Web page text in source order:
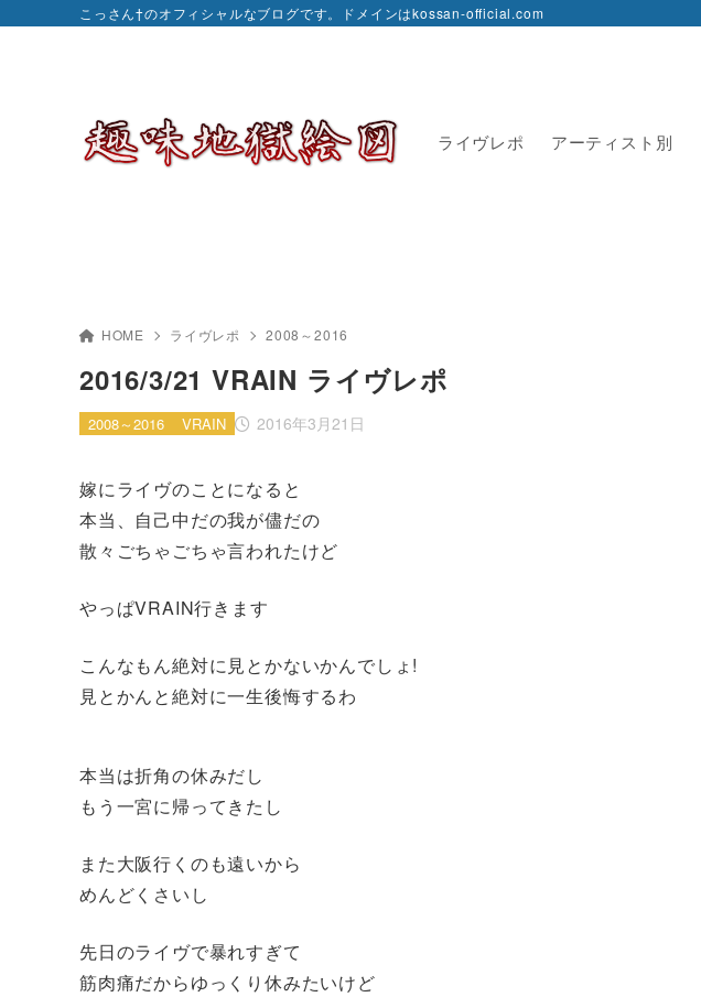
こっさん†のオフィシャルなブログです。ドメインはkossan-official.com
ライヴレポ アーティスト別
HOME ライヴレポ 2008～2016
2016/3/21 VRAIN ライヴレポ
2016年3月21日
2008～2016 VRAIN
嫁にライヴのことになると
本当、自己中だの我が儘だの
散々ごちゃごちゃ言われたけど
やっぱVRAIN行きます
こんなもん絶対に見とかないかんでしょ!
見とかんと絶対に一生後悔するわ
本当は折角の休みだし
もう一宮に帰ってきたし
また大阪行くのも遠いから
めんどくさいし
先日のライヴで暴れすぎて
筋肉痛だからゆっくり休みたいけど